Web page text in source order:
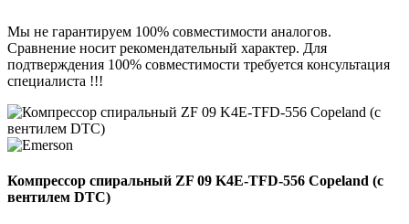
Мы не гарантируем 100% совместимости аналогов.
Сравнение носит рекомендательный характер. Для
подтверждения 100% совместимости требуется консультация
специалиста !!!
Компрессор спиральный ZF 09 K4E-TFD-556 Copeland (с
вентилем DTC)